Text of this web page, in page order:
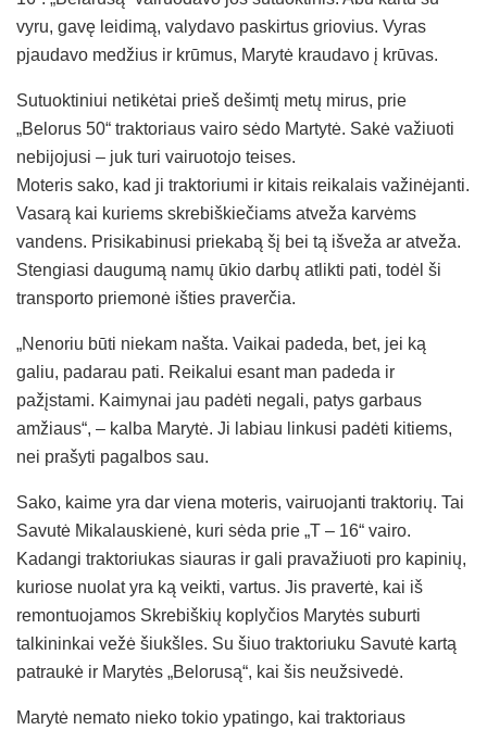
vyru, gavę leidimą, valydavo paskirtus griovius. Vyras
pjaudavo medžius ir krūmus, Marytė kraudavo į krūvas.
Sutuoktiniui netikėtai prieš dešimtį metų mirus, prie
„Belorus 50“ traktoriaus vairo sėdo Martytė. Sakė važiuoti
nebijojusi – juk turi vairuotojo teises.
Moteris sako, kad ji traktoriumi ir kitais reikalais važinėjanti.
Vasarą kai kuriems skrebiškiečiams atveža karvėms
vandens. Prisikabinusi priekabą šį bei tą išveža ar atveža.
Stengiasi daugumą namų ūkio darbų atlikti pati, todėl ši
transporto priemonė išties praverčia.
„Nenoriu būti niekam našta. Vaikai padeda, bet, jei ką
galiu, padarau pati. Reikalui esant man padeda ir
pažįstami. Kaimynai jau padėti negali, patys garbaus
amžiaus“, – kalba Marytė. Ji labiau linkusi padėti kitiems,
nei prašyti pagalbos sau.
Sako, kaime yra dar viena moteris, vairuojanti traktorių. Tai
Savutė Mikalauskienė, kuri sėda prie „T – 16“ vairo.
Kadangi traktoriukas siauras ir gali pravažiuoti pro kapinių,
kuriose nuolat yra ką veikti, vartus. Jis pravertė, kai iš
remontuojamos Skrebiškių koplyčios Marytės suburti
talkininkai vežė šiukšles. Su šiuo traktoriuku Savutė kartą
patraukė ir Marytės „Belorusą“, kai šis neužsivedė.
Marytė nemato nieko tokio ypatingo, kai traktoriaus